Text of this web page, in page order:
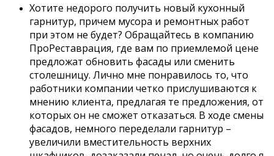
Хотите недорого получить новый кухонный
гарнитур, причем мусора и ремонтных работ
при этом не будет? Обращайтесь в компанию
ПроРеставрация, где вам по приемлемой цене
предложат обновить фасады или сменить
столешницу. Лично мне понравилось то, что
работники компании четко прислушиваются к
мнению клиента, предлагая те предложения, от
которых он не сможет отказаться. В ходе смены
фасадов, немного переделали гарнитур –
увеличили вместительность верхних